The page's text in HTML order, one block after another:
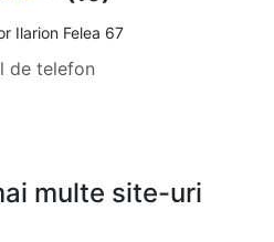
Ilarion Felea 67
de telefon
multe site-uri